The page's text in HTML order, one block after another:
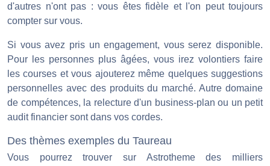
d'autres n'ont pas : vous êtes fidèle et l'on peut toujours
compter sur vous.
Si vous avez pris un engagement, vous serez disponible.
Pour les personnes plus âgées, vous irez volontiers faire
les courses et vous ajouterez même quelques suggestions
personnelles avec des produits du marché. Autre domaine
de compétences, la relecture d'un business-plan ou un petit
audit financier sont dans vos cordes.
Des thèmes exemples du Taureau
Vous pourrez trouver sur Astrotheme des milliers